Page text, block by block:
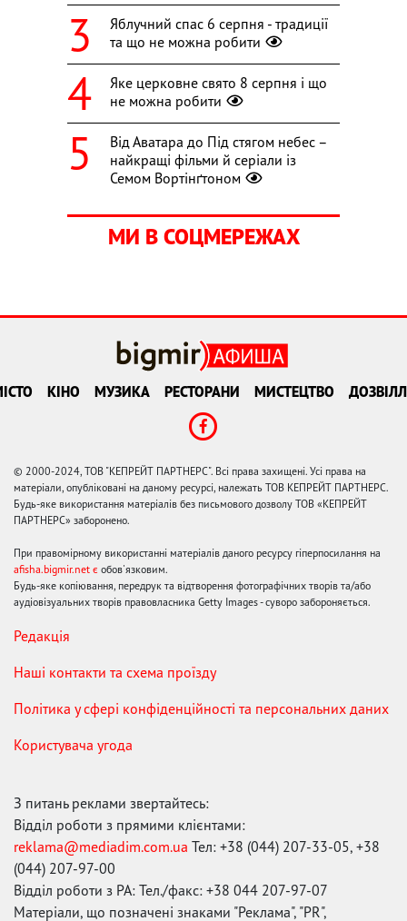
Яблучний спас 6 серпня - традиції
та що не можна робити
Яке церковне свято 8 серпня і що
не можна робити
Від Аватара до Під стягом небес –
найкращі фільми й серіали із
Семом Вортінґтоном
МИ В СОЦМЕРЕЖАХ
КІНО МУЗИКА РЕСТОРАНИ МИСТЕЦТВО
© 2000-2024, ТОВ "КЕПРЕЙТ ПАРТНЕРС". Всі права захищені. Усі права на
матеріали, опубліковані на даному ресурсі, належать ТОВ КЕПРЕЙТ ПАРТНЕРС.
Будь-яке використання матеріалів без письмового дозволу ТОВ «КЕПРЕЙТ
ПАРТНЕРС» заборонено.
При правомірному використанні матеріалів даного ресурсу гіперпосилання на
afisha.bigmir.net є обов'язковим.
Будь-яке копіювання, передрук та відтворення фотографічних творів та/або
аудіовізуальних творів правовласника Getty Images - суворо забороняється.
Редакція
Наші контакти та схема проїзду
Політика у сфері конфіденційності та персональних даних
Користувача угода
З питань реклами звертайтесь:
Відділ роботи з прямими клієнтами:
reklama@mediadim.com.ua Тел: +38 (044) 207-33-05, +38
(044) 207-97-00
Відділ роботи з РА: Тел./факс: +38 044 207-97-07
Матеріали, що позначені знаками "Реклама", "PR",